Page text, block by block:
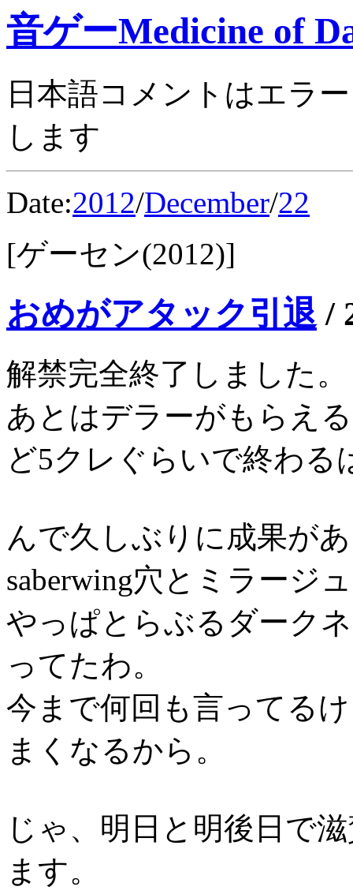
音ゲーMedicine of
日本語コメントはエラ
します
Date:2012/December/22
[ゲーセン(2012)]
おめがアタック引退/
解禁完全終了しました。
あとはデラーがもらえ
ど5クレぐらいで終わる
んで久しぶりに成果が
saberwing穴とミラージ
やっぱとらぶるダーク
ってたわ。
今まで何回も言ってる
まくなるから。
じゃ、明日と明後日で
ます。